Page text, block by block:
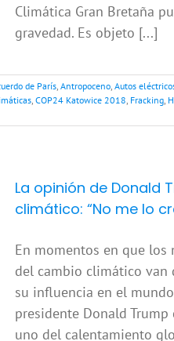
Climática Gran Bretaña
gravedad. Es objeto [...]
de París, Antropoceno, Autos
, COP24 Katowice 2018, Fracking,
La opinión de Donald
climático: “No me lo
En momentos en que los
del cambio climático van
su influencia en el
presidente Donald
uno del calentamiento